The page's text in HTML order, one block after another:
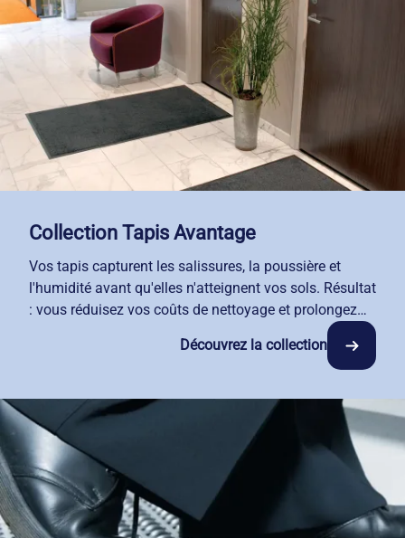
Collection Tapis Avantage
Vos tapis capturent les salissures, la poussière et
l'humidité avant qu'elles n'atteignent vos sols. Résultat
: vous réduisez vos coûts de nettoyage et prolongez
La gamme Avantage est conçue pour répondre aux
exigences de sécurité les plus strictes : sa résistance
au feu et ses propriétés antistatiques garantissent une
utilisation sereine dans tous vos espaces. Sobres et
élégants, ces tapis s'harmonisent avec votre
environnement tout en conservant un aspect propre et
soigné.
Grâce à notre service de location-entretien, vos
espaces restent propres en toute circonstance. Profitez
Découvrez la collection